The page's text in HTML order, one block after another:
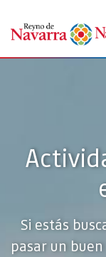
Si estás
pasar un